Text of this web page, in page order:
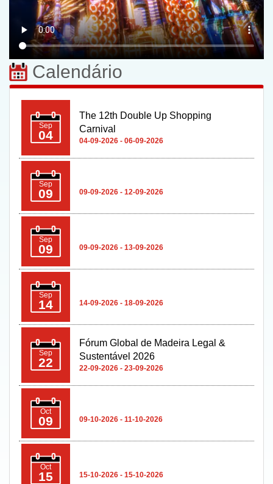
Calendário
Sep
04
The 12th Double Up Shopping
Carnival
04-09-2026 - 06-09-2026
Sep
09 09-09-2026 - 12-09-2026
Sep
09 09-09-2026 - 13-09-2026
Sep
14 14-09-2026 - 18-09-2026
Sep
22
Fórum Global de Madeira Legal &
Sustentável 2026
22-09-2026 - 23-09-2026
Oct
09 09-10-2026 - 11-10-2026
Oct
15 15-10-2026 - 15-10-2026